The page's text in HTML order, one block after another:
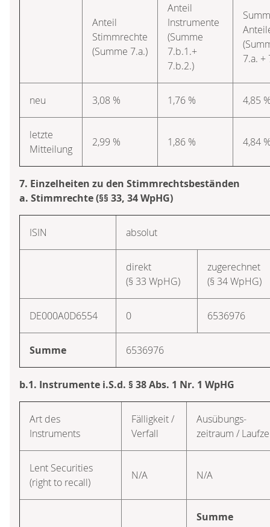
Anteil
Stimmrechte
(Summe 7.a.)
Anteil
Instrumente
(Summe
7.b.1.+
7.b.2.)
7.a. +
neu 3,08 % 1,76 % 4,85
letzte
Mitteilung
2,99 % 1,86 % 4,84
7. Einzelheiten zu den Stimmrechtsbeständen
a. Stimmrechte (§§ 33, 34 WpHG)
ISIN absolut
direkt
(§ 33 WpHG)
zugerechnet
(§ 34 WpHG)
DE000A0D6554 0 6536976
Summe 6536976
b.1. Instrumente i.S.d. § 38 Abs. 1 Nr. 1 WpHG
Art des
Instruments
Fälligkeit /
Verfall
Ausübungs­
zeitraum /
Lent Securities
(right to recall)
N/A N/A
Summe